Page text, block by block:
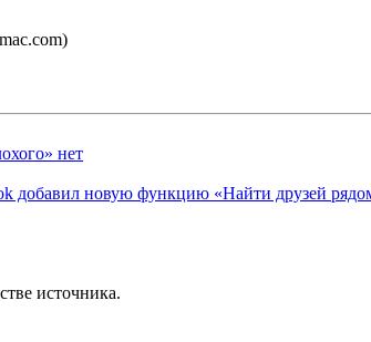
нет
добавил новую функцию «Найти друзей
источника.